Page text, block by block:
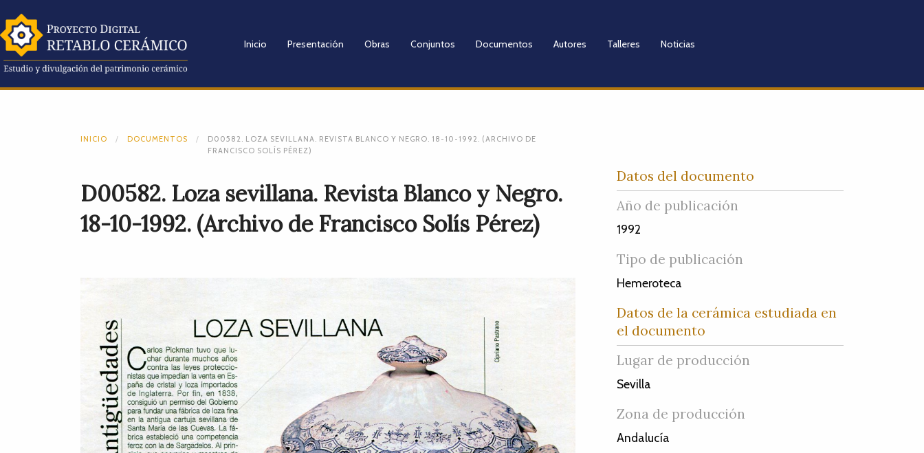
Inicio Presentación Obras Conjuntos Documentos Autores Talleres Noticias
INICIO DOCUMENTOS
D00582. LOZA SEVILLANA. REVISTA BLANCO Y NEGRO. 18-10-1992. (ARCHIVO DE
FRANCISCO SOLÍS PÉREZ)
D00582. Loza sevillana. Revista Blanco y Negro.
18-10-1992. (Archivo de Francisco Solís Pérez)
Datos del documento
Año de publicación
1992
Tipo de publicación
Hemeroteca
Datos de la cerámica estudiada en
el documento
Lugar de producción
Sevilla
Zona de producción
Andalucía